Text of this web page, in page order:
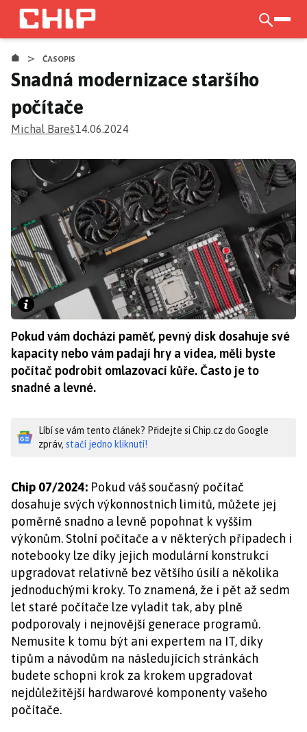
Přejít
hlavnímu
obsahu
> ČASOPIS
Snadná modernizace staršího
počítače
Michal Bareš14.06.2024
Pokud vám dochází paměť, pevný disk dosahuje své
kapacity nebo vám padají hry a videa, měli byste
počítač podrobit omlazovací kůře. Často je to
snadné a levné.
Líbí se vám tento článek? Přidejte si Chip.cz do Google
zpráv, stačí jedno kliknutí!
Chip 07/2024: Pokud váš současný počítač
dosahuje svých výkonnostních limitů, můžete jej
poměrně snadno a levně popohnat k vyšším
výkonům. Stolní počítače a v některých případech i
notebooky lze díky jejich modulární konstrukci
upgradovat relativně bez většího úsilí a několika
jednoduchými kroky. To znamená, že i pět až sedm
let staré počítače lze vyladit tak, aby plně
podporovaly i nejnovější generace programů.
Nemusíte k tomu být ani expertem na IT, díky
tipům a návodům na následujících stránkách
budete schopni krok za krokem upgradovat
nejdůležitější hardwarové komponenty vašeho
počítače.